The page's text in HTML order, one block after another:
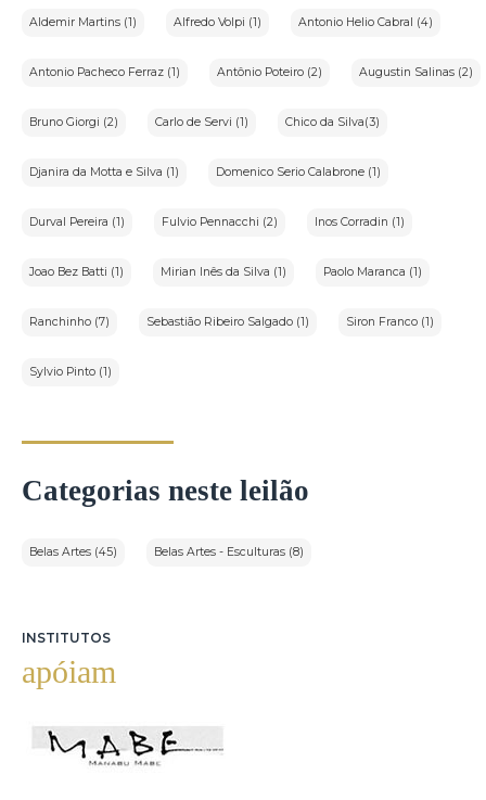
Aldemir Martins (1) Alfredo Volpi (1) Antonio Helio Cabral (4)
Antonio Pacheco Ferraz (1) Antônio Poteiro (2) Augustin Salinas (2)
Bruno Giorgi (2) Carlo de Servi (1) Chico da Silva(3)
Djanira da Motta e Silva (1) Domenico Serio Calabrone (1)
Durval Pereira (1) Fulvio Pennacchi (2) Inos Corradin (1)
Joao Bez Batti (1) Mirian Inês da Silva (1) Paolo Maranca (1)
Ranchinho (7) Sebastião Ribeiro Salgado (1) Siron Franco (1)
Sylvio Pinto (1)
Categorias neste leilão
Belas Artes (45) Belas Artes - Esculturas (8)
INSTITUTOS
apóiam